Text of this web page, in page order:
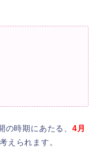
時期にあたる、 4月
えられます。